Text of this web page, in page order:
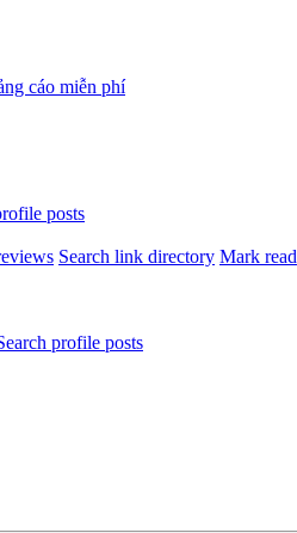
posts
Search link directory Mark read
profile posts